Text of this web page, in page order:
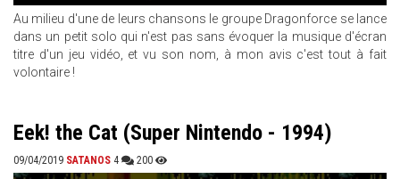
Au milieu d'une de leurs chansons le groupe Dragonforce se lance
dans un petit solo qui n'est pas sans évoquer la musique d'écran
titre d'un jeu vidéo, et vu son nom, à mon avis c'est tout à fait
volontaire !
Eek! the Cat (Super Nintendo - 1994)
09/04/2019 SATANOS 4 200